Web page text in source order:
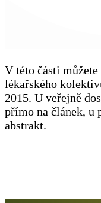
V této části
lékařského
2015. U veřejně
přímo na článek, u
abstrakt.